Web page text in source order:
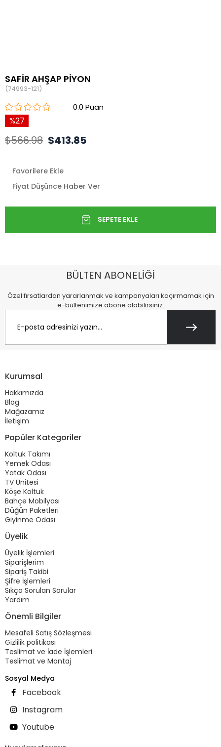
SAFİR AHŞAP PİYON
(74993-121)
0.0
27
$566.98 $413.85
Favorilere Ekle
Fiyat Düşünce Haber Ver
BÜLTEN ABONELİĞİ
Özel fırsatlardan yararlanmak ve kampanyaları kaçırmamak için
e-bültenimize abone olabilirsiniz.
Kurumsal
Hakkımızda
Blog
Mağazamız
İletişim
Popüler Kategoriler
Koltuk Takımı
Yemek Odası
Yatak Odası
TV Ünitesi
Köşe Koltuk
Bahçe Mobilyası
Düğün Paketleri
Giyinme Odası
Üyelik
Üyelik İşlemleri
Siparişlerim
Sipariş Takibi
Şifre İşlemleri
Sıkça Sorulan Sorular
Yardım
Önemli Bilgiler
Mesafeli Satış Sözleşmesi
Gizlilik politikası
Teslimat ve İade İşlemleri
Teslimat ve Montaj
Sosyal Medya
Facebook
Instagram
Youtube